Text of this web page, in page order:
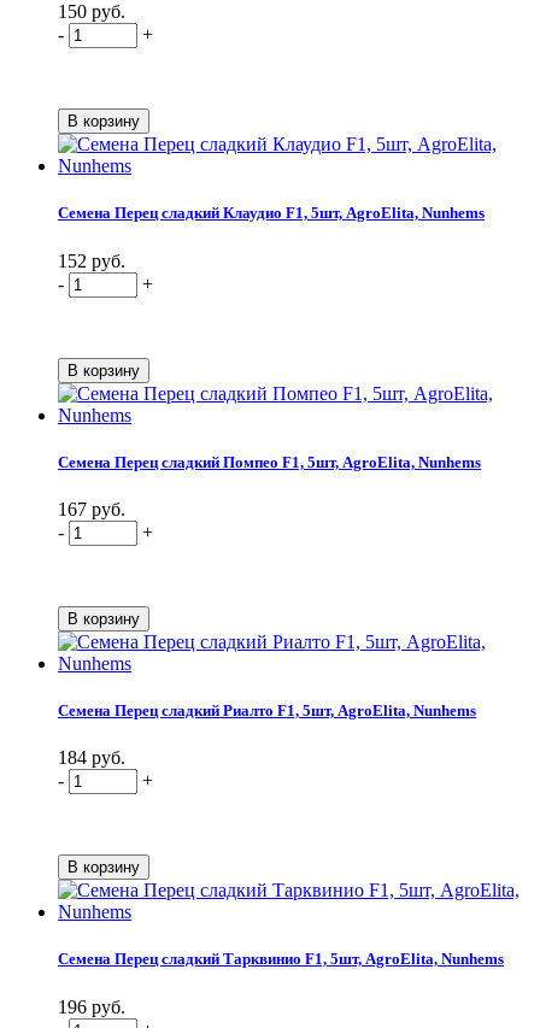
150 руб.
-
+
Семена Перец сладкий Клаудио F1, 5шт, AgroElita, Nunhems
152 руб.
-
+
Семена Перец сладкий Помпео F1, 5шт, AgroElita, Nunhems
167 руб.
-
+
Семена Перец сладкий Риалто F1, 5шт, AgroElita, Nunhems
184 руб.
-
+
Семена Перец сладкий Тарквинио F1, 5шт, AgroElita, Nunhems
196 руб.